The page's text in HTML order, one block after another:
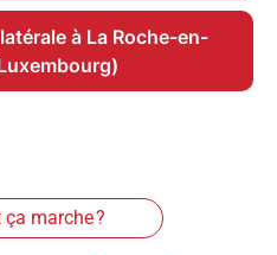
à La Roche-en-
marche ?